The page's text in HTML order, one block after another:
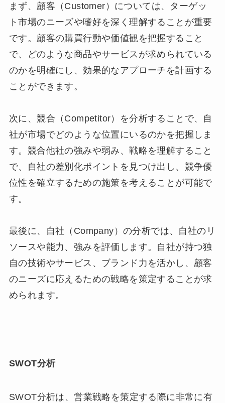
まず、顧客（Customer）については、ターゲッ
ト市場のニーズや嗜好を深く理解することが重要
です。顧客の購買行動や価値観を把握すること
で、どのような商品やサービスが求められている
のかを明確にし、効果的なアプローチを計画する
ことができます。
次に、競合（Competitor）を分析することで、自
社が市場でどのような位置にいるのかを把握しま
す。競合他社の強みや弱み、戦略を理解すること
で、自社の差別化ポイントを見つけ出し、競争優
位性を確立するための施策を考えることが可能で
す。
最後に、自社（Company）の分析では、自社のリ
ソースや能力、強みを評価します。自社が持つ独
自の技術やサービス、ブランド力を活かし、顧客
のニーズに応えるための戦略を策定することが求
められます。
SWOT分析
SWOT分析は、営業戦略を策定する際に非常に有